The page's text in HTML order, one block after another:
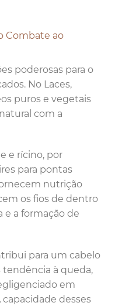
Combate ao
poderosas para o
No Laces,
puros e vegetais
com a
e rícino, por
para pontas
nutrição
os fios de dentro
e a formação de
para um cabelo
à queda,
em
desses